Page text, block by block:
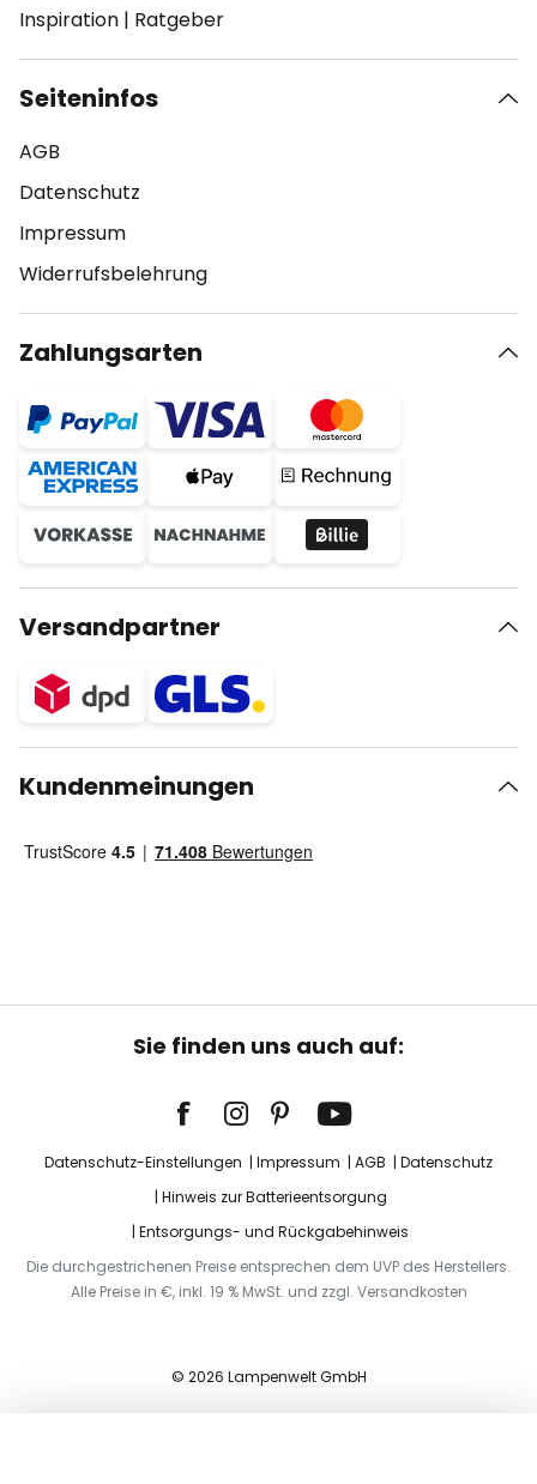
Inspiration | Ratgeber
Seiteninfos
AGB
Datenschutz
Impressum
Widerrufsbelehrung
Zahlungsarten
Versandpartner
Kundenmeinungen
Sie finden uns auch auf:
Datenschutz-Einstellungen Impressum AGB
Datenschutz
Hinweis zur Batterieentsorgung
Entsorgungs- und Rückgabehinweis
Die durchgestrichenen Preise entsprechen dem UVP des Herstellers.
Alle Preise in €, inkl. 19 % MwSt. und zzgl. Versandkosten
© 2026 Lampenwelt GmbH